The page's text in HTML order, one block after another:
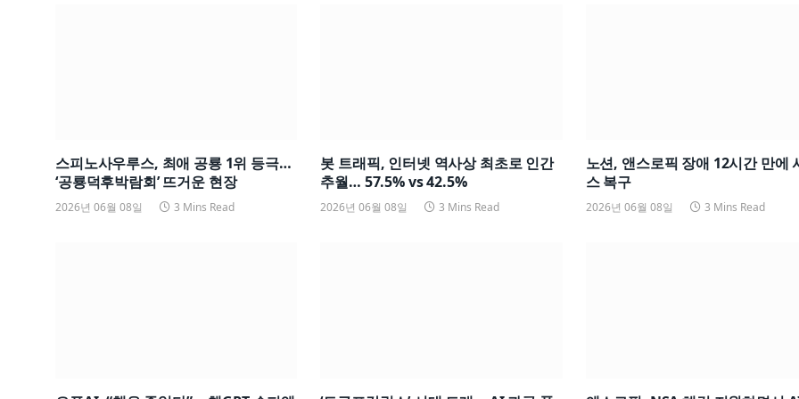
스피노사우루스, 최애 공룡 1위 등극…
‘공룡덕후박람회’ 뜨거운 현장
2026년 06월 08일 3 Mins Read
봇 트래픽, 인터넷 역사상 최초로 인간
추월… 57.5% vs 42.5%
2026년 06월 08일 3 Mins Read
노션, 앤스로픽 장애 12시간 만에
스 복구
2026년 06월 08일 3 Mins Read